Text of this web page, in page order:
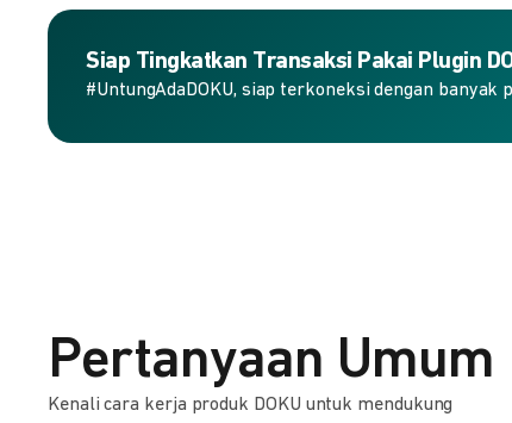
Siap Tingkatkan Transaksi Pakai Plugin
#UntungAdaDOKU, siap terkoneksi dengan
Pertanyaan Umum
Kenali cara kerja produk DOKU untuk mendukung